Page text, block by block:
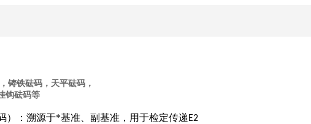
铸铁砝码，天平砝码，
钩砝码等
） ：溯源于*基准、副基准，用于检定传递E2